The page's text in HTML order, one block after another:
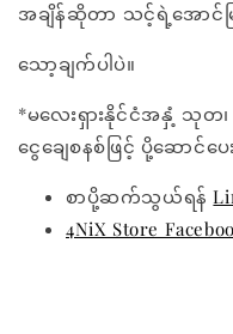
အချိန်ဆိုတာ သင့်ရဲ့အောင်
သော့ချက်ပါပဲ။
*မလေးရှားနိုင်ငံအနှံ့ သုတ၊
ငွေချေစနစ်ဖြင့် ပို့ဆောင်ပ
စာပို့ဆက်သွယ်ရန်
4NiX Store